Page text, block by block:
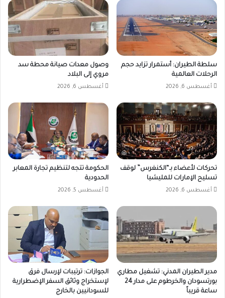
سلطة الطيران: أستمرار تزايد حجم
الرحلات العالمية
أغسطس 6, 2026
وصول معدات صيانة محطة سد
مروي إلى البلاد
أغسطس 6, 2026
تحركات لأعضاء بـ“الكنغرس” لوقف
تسليح الإمارات للمليشيا
أغسطس 6, 2026
الحكومة تتجه لتنظيم تجارة المعابر
الحدودية
أغسطس 5, 2026
مدير الطيران المدني: تشغيل مطاري
بورتسودان والخرطوم على مدار 24
ساعة قريباً
الجوازات: ترتيبات لإرسال فرق
لإستخراج وثائق السفر الإضطرارية
للسودانيين بالخارج